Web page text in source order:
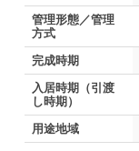
管理形態／管理
方式
完成時期
入居時期（引渡
し時期）
用途地域